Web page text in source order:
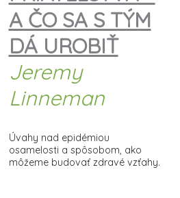
A ČO SA S TÝM
DÁ UROBIŤ
Jeremy
Linneman
Úvahy nad epidémiou
osamelosti a spôsobom, ako
môžeme budovať zdravé vzťahy.